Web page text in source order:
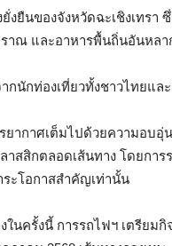
งยืนของจังหวัดฉะเชิงเทรา
าณ และอาหารพื้นถิ่นอันหลา
นักท่องเที่ยวทั้งชาวไทยแล
ยากาศเต็มไปด้วยความอบ
สสิกตลอดเส้นทาง โดยการ
ระโอกาสสำคัญเท่านั้น
นครั้งนี้ การรถไฟฯ เตรียม